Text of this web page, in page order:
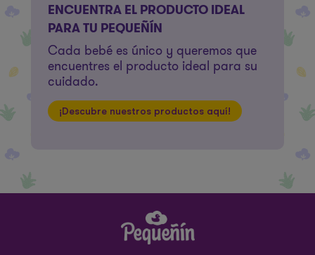
ENCUENTRA EL PRODUCTO IDEAL
PARA TU PEQUEÑÍN
Cada bebé es único y queremos que
encuentres el producto ideal para su
cuidado.
¡Descubre nuestros productos aquí!